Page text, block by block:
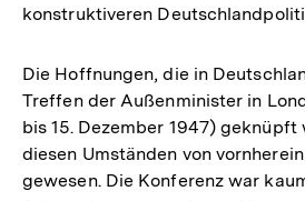
konstruktiveren
Die Hoffnungen, die in
Treffen der Außenminister in
bis 15. Dezember 1947)
diesen Umständen von
gewesen. Die Konferenz war